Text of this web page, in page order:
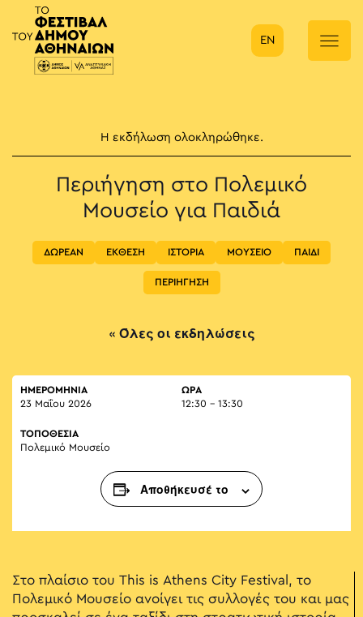
Κύρια πλοήγηση
EN
Η εκδήλωση ολοκληρώθηκε.
Περιήγηση στο Πολεμικό
Μουσείο για Παιδιά
ΔΩΡΕΑΝ ΕΚΘΕΣΗ ΙΣΤΟΡΙΑ ΜΟΥΣΕΙΟ ΠΑΙΔΙ
ΠΕΡΙΗΓΗΣΗ
« Όλες οι εκδηλώσεις
ΗΜΕΡΟΜΗΝΙΑ
23 Μαΐου 2026
ΏΡΑ
12:30 - 13:30
ΤΟΠΟΘΕΣΙΑ
Πολεμικό Μουσείο
Αποθήκευσέ το
Στο πλαίσιο του This is Athens City Festival, το
Πολεμικό Μουσείο ανοίγει τις συλλογές του και μας